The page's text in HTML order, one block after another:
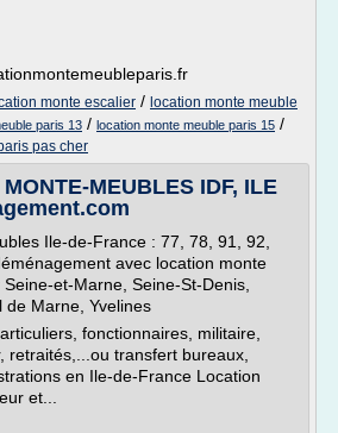
monte escalier / location monte meuble
paris 13 / location monte meuble paris 15 /
pas cher
MEUBLES IDF, ILE
Ile-de-France : 77, 78, 91, 92,
avec location monte
et-Marne, Seine-St-Denis,
de Marne, Yvelines
fonctionnaires, militaire,
retraités,...ou transfert bureaux,
en Ile-de-France Location
et...